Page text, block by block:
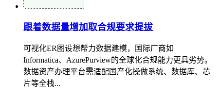
跟着数据量增加取合规要求提拔
可视化ER图设想帮力数据建模，国际厂商如
Informatica、AzurePurview的全球化合规能力更具劣势。
数据资产办理平台需适配国产化操做系统、数据库、芯
片等全栈...